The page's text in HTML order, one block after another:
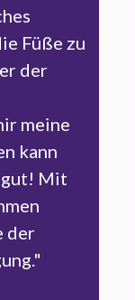
Füße zu
der
meine
kann
gut! Mit
der